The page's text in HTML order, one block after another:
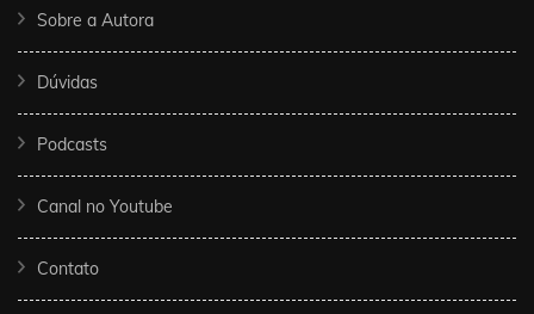
Sobre a Autora
Dúvidas
Podcasts
Canal no Youtube
Contato